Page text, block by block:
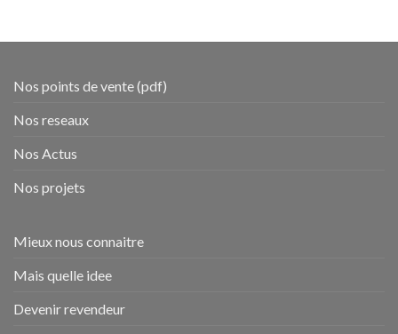
Nos points de vente (pdf)
Nos reseaux
Nos Actus
Nos projets
Mieux nous connaitre
Mais quelle idee
Devenir revendeur